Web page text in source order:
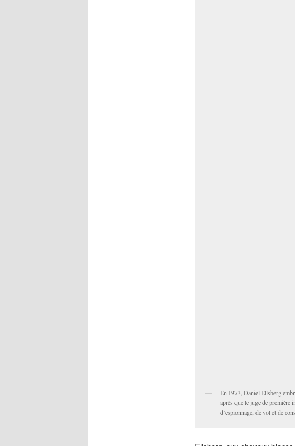
En 1973, Daniel Ellsberg
après que le juge de première
d’espionnage, de vol et de